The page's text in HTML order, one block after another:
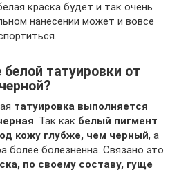
краска будет и так очень
нанесении может и вовсе
татуировки от
черной?
татуировка выполняется
. Так как белый пигмент
кожу глубже, чем черный, а
более болезненна. Связано это
по своему составу, гуще